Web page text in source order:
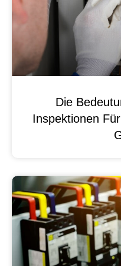
Die
Inspektionen